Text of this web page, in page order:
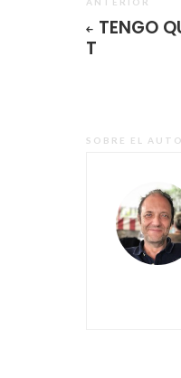
TENGO
T
SOBRE EL